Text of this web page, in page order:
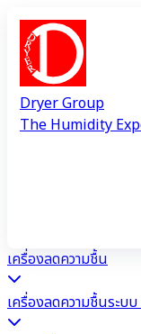
Dryer Group
The Humidity
เครื่องลดความชื้น
เครื่องลดความชื้นระ